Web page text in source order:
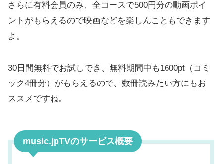
さらに有料会員のみ、全コースで500円分の動画ポイ
ントがもらえるので映画などを楽しんこともできます
よ。
30日間無料でお試しでき、無料期間中も1600pt（コミ
ック4冊分）がもらえるので、数冊読みたい方にもお
ススメですね。
music.jpTVのサービス概要